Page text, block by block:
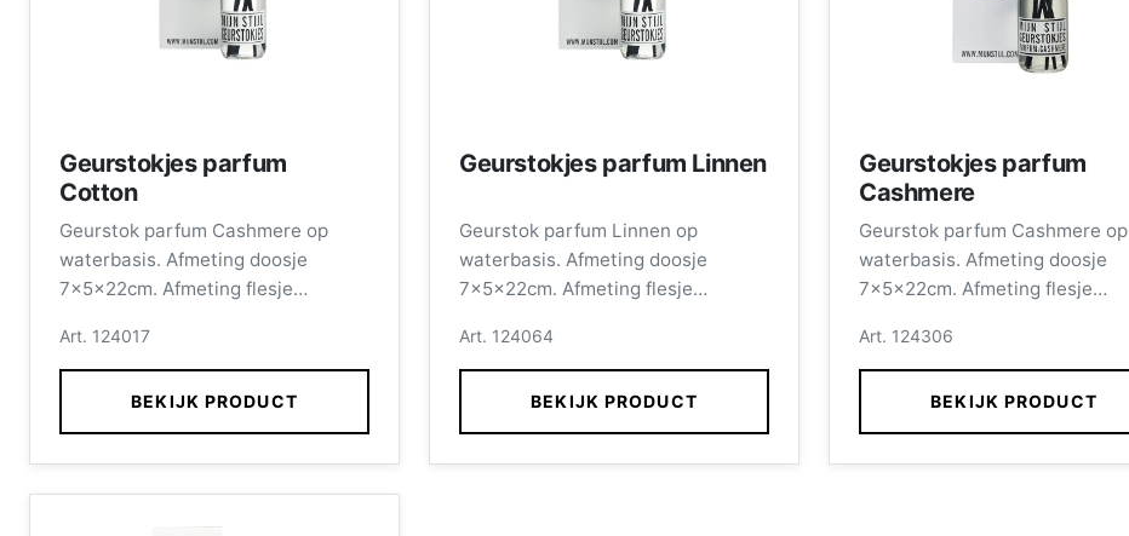
Geurstokjes parfum
Cotton
Geurstok parfum Cashmere op
waterbasis. Afmeting doosje
7x5x22cm. Afmeting flesje
stokjes.
Art. 124017
BEKIJK PRODUCT
Geurstokjes parfum Linnen
Geurstok parfum Linnen op
waterbasis. Afmeting doosje
7x5x22cm. Afmeting flesje
stokjes.
Art. 124064
BEKIJK PRODUCT
Geurstokjes parfum
Cashmere
Geurstok parfum Cashmere op
waterbasis. Afmeting doosje
7x5x22cm. Afmeting flesje
stokjes.
Art. 124306
BEKIJK PRODUCT